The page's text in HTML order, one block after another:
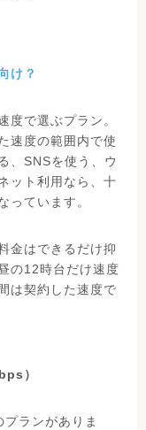
け？
度で選ぶプラン。
速度の範囲内で使
、SNSを使う、ウ
ット利用なら、十
っています。
金はできるだけ抑
の12時台だけ速度
は契約した速度で
）
ランがありま